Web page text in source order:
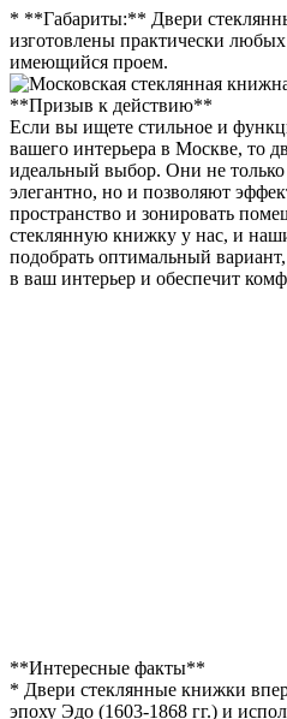
* **Габариты:** Двери
изготовлены практически
имеющийся проем.
**Призыв к действию**
Если вы ищете стильное и
вашего интерьера в Москве, то
идеальный выбор. Они не
элегантно, но и позволяют
пространство и зонировать
стеклянную книжку у нас, и
подобрать оптимальный
в ваш интерьер и обеспечит
**Интересные факты**
* Двери стеклянные книжки
эпоху Эдо (1603-1868 гг.) и